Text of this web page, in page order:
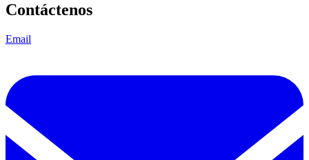
Contáctenos
Email